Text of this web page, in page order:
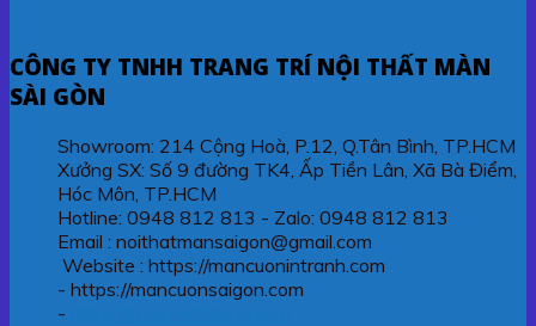
CÔNG TY TNHH TRANG TRÍ NỘI THẤT MÀN
SÀI GÒN
Showroom: 214 Cộng Hoà, P.12, Q.Tân Bình, TP.HCM
Xưởng SX: Số 9 đường TK4, Ấp Tiền Lân, Xã Bà Điểm,
Hóc Môn, TP.HCM
Hotline: 0948 812 813 - Zalo: 0948 812 813
Email : noithatmansaigon@gmail.com
Website : https://mancuonintranh.com
- https://mancuonsaigon.com
-